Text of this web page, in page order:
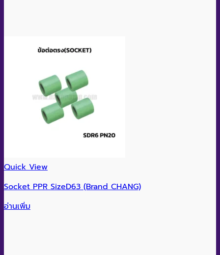
Quick View
Socket PPR SizeD63 (Brand CHANG)
อ่านเพิ่ม